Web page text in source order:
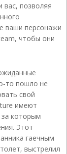
вас, позволяя
ваши персонажи
чтобы они
то пошло не
свой
имеют
которым
Этот
гаечным
выстрелил